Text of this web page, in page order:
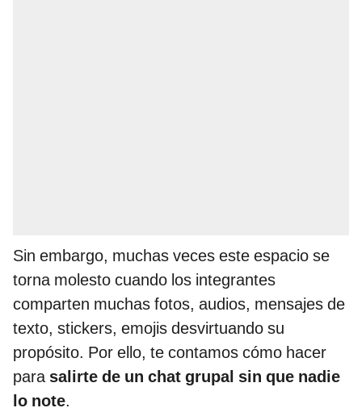
Sin embargo, muchas veces este espacio se
torna molesto cuando los integrantes
comparten muchas fotos, audios, mensajes de
texto, stickers, emojis desvirtuando su
propósito. Por ello, te contamos cómo hacer
para salirte de un chat grupal sin que nadie
lo note.